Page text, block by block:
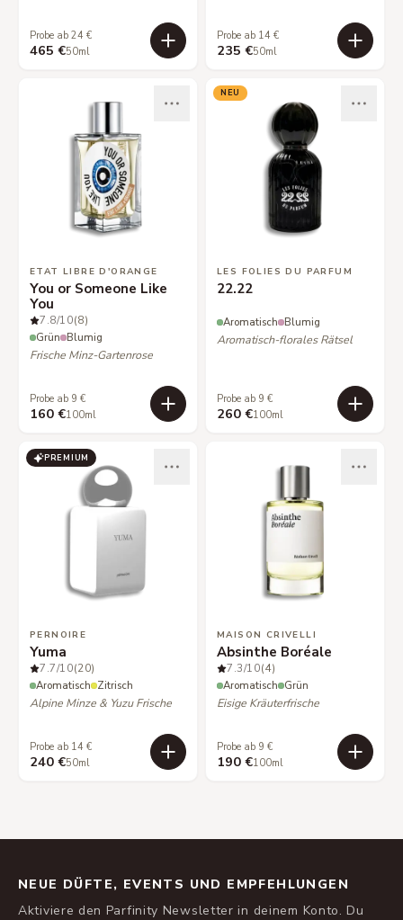
Probe ab 24 €
465 €50ml
Probe ab 14 €
235 €50ml
ETAT LIBRE D'ORANGE
You or Someone Like
You
7.8/10(8)
Grün Blumig
Frische Minz-Gartenrose
Probe ab 9 €
160 €100ml
NEU
LES FOLIES DU PARFUM
22.22
Aromatisch Blumig
Aromatisch-florales Rätsel
Probe ab 9 €
260 €100ml
PREMIUM
PERNOIRE
Yuma
7.7/10(20)
Aromatisch Zitrisch
Alpine Minze & Yuzu Frische
Probe ab 14 €
240 €50ml
MAISON CRIVELLI
Absinthe Boréale
7.3/10(4)
Aromatisch Grün
Eisige Kräuterfrische
Probe ab 9 €
190 €100ml
NEUE DÜFTE, EVENTS UND EMPFEHLUNGEN
Aktiviere den Parfinity Newsletter in deinem Konto. Du